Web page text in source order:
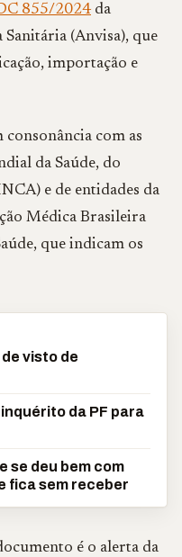
855/2024 da
(Anvisa), que
importação e
com as
da Saúde, do
e de entidades da
Médica Brasileira
que indicam os
visto de
da PF para
se deu bem com
fica sem receber
é o alerta da